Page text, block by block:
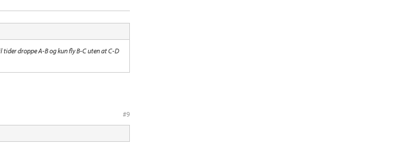
droppe A-B og kun fly B-C uten at C-D
#9